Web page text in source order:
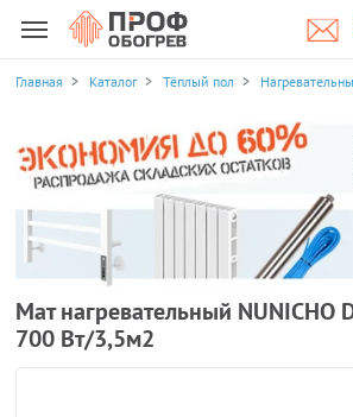
Главная Каталог Тёплый пол
Мат нагревательный NUNICHO
700 Вт/3,5м2